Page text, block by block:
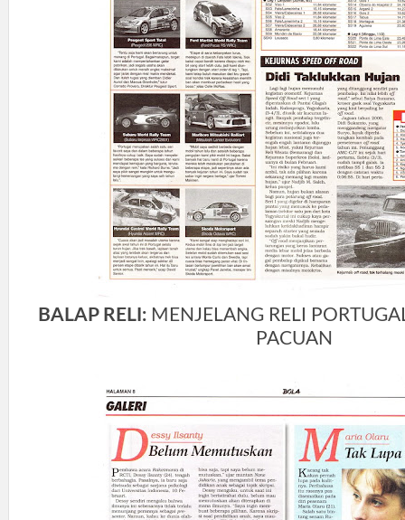
BALAP RELI: MENJELANG RELI
PACUAN